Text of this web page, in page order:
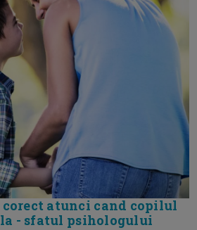
corect atunci cand copilul
- sfatul psihologului